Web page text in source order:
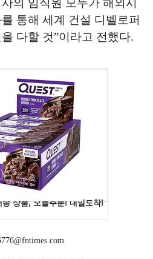
의 임직원 모두가 해외시
통해 세계 건설 디벨로퍼
다할 것”이라고 전했다.